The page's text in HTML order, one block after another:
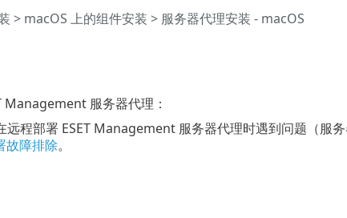
> macOS 上的组件安装 > 服务器代理安装 - macOS
Management 服务器代理：
远程部署 ESET Management 服务器代理时遇到问题（服
故障排除。